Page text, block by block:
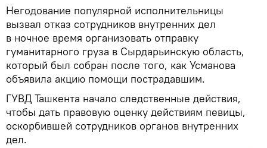
Негодование популярной исполнительницы
вызвал отказ сотрудников внутренних дел
в ночное время организовать отправку
гуманитарного груза в Сырдарьинскую область,
который был собран после того, как Усманова
объявила акцию помощи пострадавшим.
ГУВД Ташкента начало следственные действия,
чтобы дать правовую оценку действиям певицы,
оскорбившей сотрудников органов внутренних
дел.